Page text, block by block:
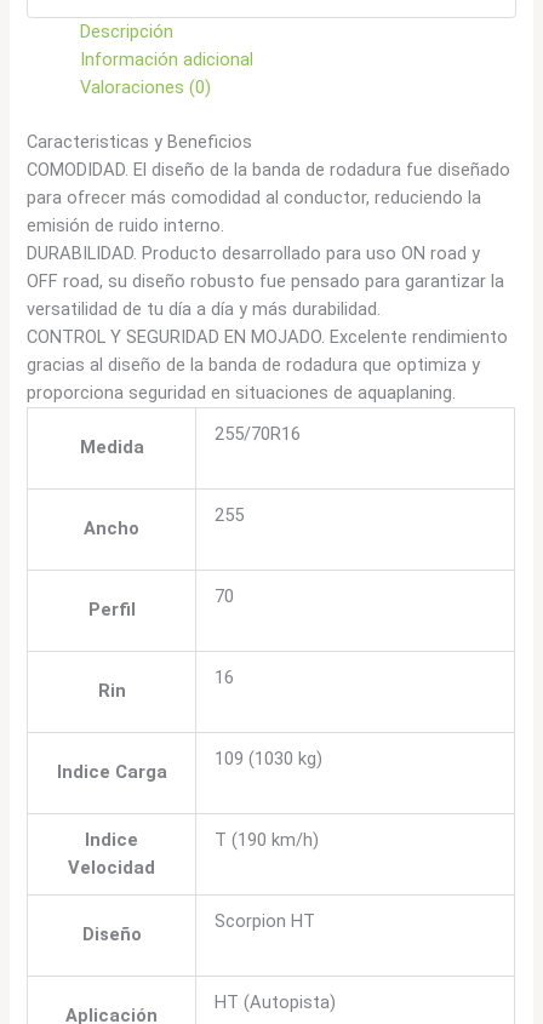
Descripción
Información adicional
Valoraciones (0)
Caracteristicas y Beneficios
COMODIDAD. El diseño de la banda de rodadura fue diseñado
para ofrecer más comodidad al conductor, reduciendo la
emisión de ruido interno.
DURABILIDAD. Producto desarrollado para uso ON road y
OFF road, su diseño robusto fue pensado para garantizar la
versatilidad de tu día a día y más durabilidad.
CONTROL Y SEGURIDAD EN MOJADO. Excelente rendimiento
gracias al diseño de la banda de rodadura que optimiza y
proporciona seguridad en situaciones de aquaplaning.
Medida
255/70R16
Ancho
255
Perfil
70
Rin
16
Indice Carga
109 (1030 kg)
Indice
Velocidad
T (190 km/h)
Diseño
Scorpion HT
Aplicación
HT (Autopista)